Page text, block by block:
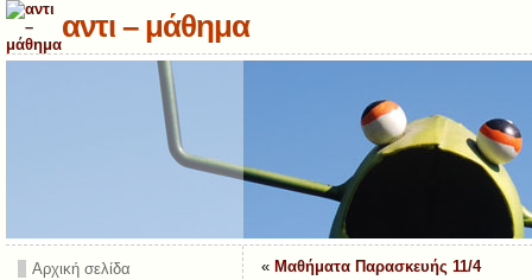
αντι – μάθημα
Αρχική σελίδα
« Μαθήματα Παρασκευής 11/4